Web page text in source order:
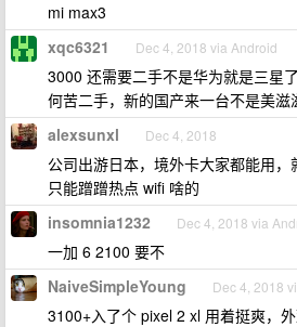
mi max3
xqc6321 Dec 4, 2018 via Android
3000 还需要二手不是华为就是三星了
何苦二手，新的国产来一台不是美滋
alexsunxl Dec 4, 2018
公司出游日本，境外卡大家都能用，
只能蹭蹭热点 wifi 啥的
insomnia1232 Dec 4, 2018 via
一加 6 2100 要不
NaiveSimpleYoung Dec 4, 2018
3100+入了个 pixel 2 xl 用着挺爽，